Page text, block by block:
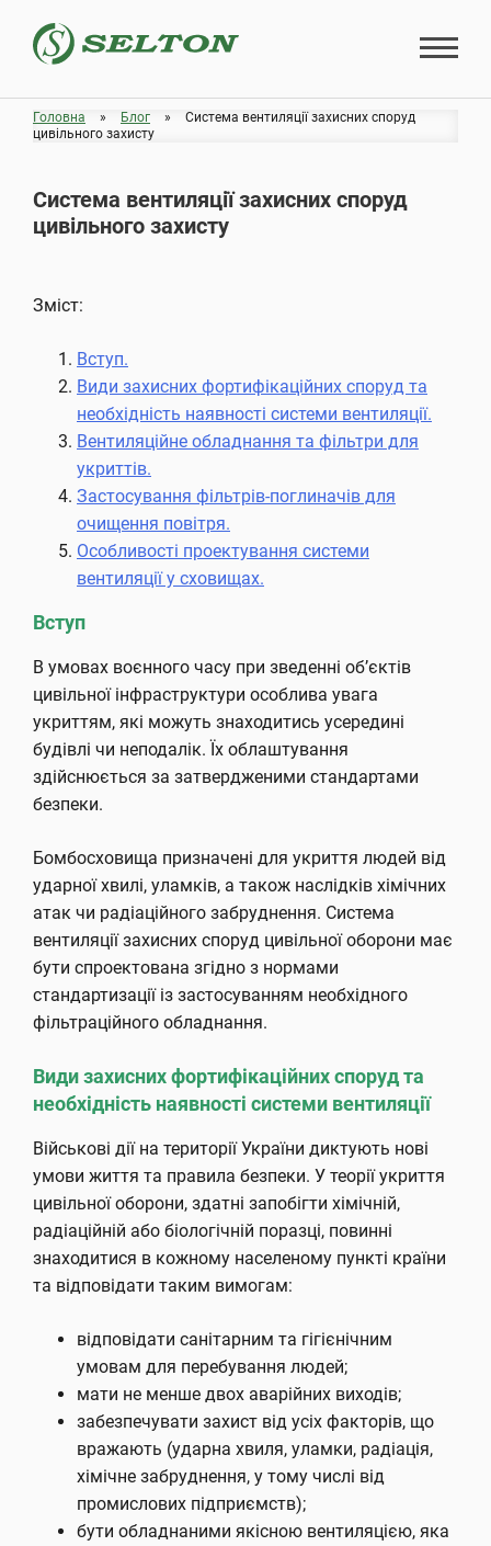
content
Головна » Блог »
Система вентиляції захисних споруд
цивільного захисту
Система вентиляції захисних споруд
цивільного захисту
Зміст:
Вступ.
Види захисних фортифікаційних споруд та
необхідність наявності системи вентиляції.
Вентиляційне обладнання та фільтри для
укриттів.
Застосування фільтрів-поглиначів для
очищення повітря.
Особливості проектування системи
вентиляції у сховищах.
Вступ
В умовах воєнного часу при зведенні об’єктів
цивільної інфраструктури особлива увага
укриттям, які можуть знаходитись усередині
будівлі чи неподалік. Їх облаштування
здійснюється за затвердженими стандартами
безпеки.
Бомбосховища призначені для укриття людей від
ударної хвилі, уламків, а також наслідків хімічних
атак чи радіаційного забруднення. Система
вентиляції захисних споруд цивільної оборони має
бути спроектована згідно з нормами
стандартизації із застосуванням необхідного
фільтраційного обладнання.
Види захисних фортифікаційних споруд та
необхідність наявності системи вентиляції
Військові дії на території України диктують нові
умови життя та правила безпеки. У теорії укриття
цивільної оборони, здатні запобігти хімічній,
радіаційній або біологічній поразці, повинні
знаходитися в кожному населеному пункті країни
та відповідати таким вимогам:
відповідати санітарним та гігієнічним
умовам для перебування людей;
мати не менше двох аварійних виходів;
забезпечувати захист від усіх факторів, що
вражають (ударна хвиля, уламки, радіація,
хімічне забруднення, у тому числі від
промислових підприємств);
бути обладнаними якісною вентиляцією, яка